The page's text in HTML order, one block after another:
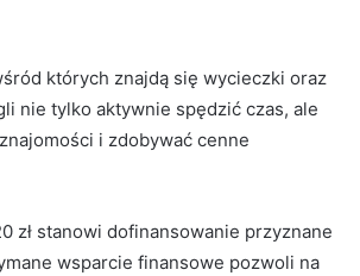
których znajdą się wycieczki oraz
nie tylko aktywnie spędzić czas, ale
i zdobywać cenne
zł stanowi dofinansowanie przyznane
wsparcie finansowe pozwoli na